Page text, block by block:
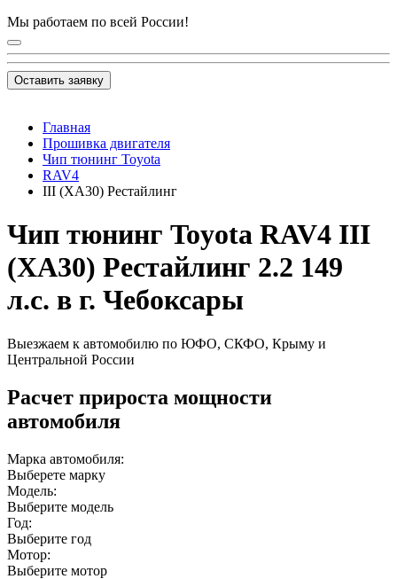
Мы работаем по всей России!
Оставить заявку
Главная
Прошивка двигателя
Чип тюнинг Toyota
RAV4
III (XA30) Рестайлинг
Чип тюнинг Toyota RAV4 III
(XA30) Рестайлинг 2.2 149
л.с. в г. Чебоксары
Выезжаем к автомобилю по ЮФО, СКФО, Крыму и
Центральной России
Расчет прироста мощности
автомобиля
Марка автомобиля:
Выберете марку
Модель:
Выберите модель
Год:
Выберите год
Мотор:
Выберите мотор